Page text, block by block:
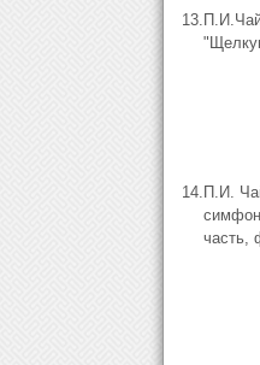
13.
14. П.И.
часть,